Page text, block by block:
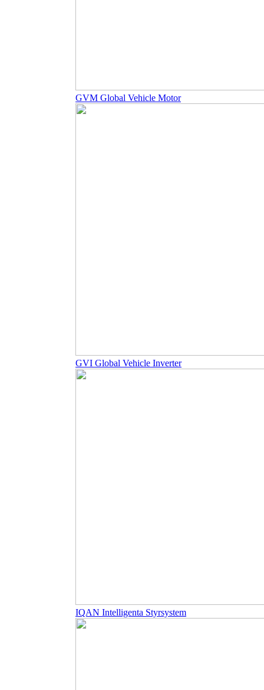
GVM Global Vehicle Motor
GVI Global Vehicle Inverter
IQAN Intelligenta Styrsystem